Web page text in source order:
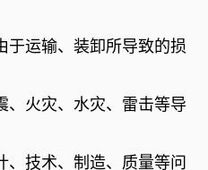
于运输、装卸所导致的损
、火灾、水灾、雷击等导
、技术、制造、质量等问